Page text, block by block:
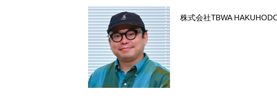
株式会社TBWA